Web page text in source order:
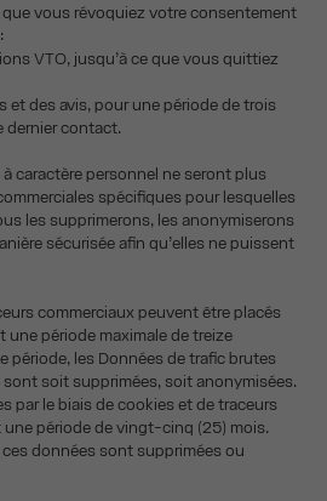
vous révoquiez votre consentement
VTO, jusqu’à ce que vous quittiez
des avis, pour une période de trois
dernier contact.
caractère personnel ne seront plus
spécifiques pour lesquelles
les supprimerons, les anonymiserons
sécurisée afin qu’elles ne puissent
commerciaux peuvent être placés
une période maximale de treize
période, les Données de trafic brutes
soit supprimées, soit anonymisées.
par le biais de cookies et de traceurs
période de vingt-cinq (25) mois.
données sont supprimées ou